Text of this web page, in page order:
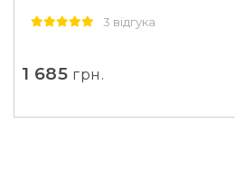
3 відгука
1 685 грн.